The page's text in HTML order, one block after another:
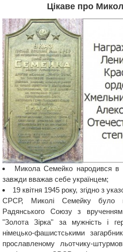
Цікаве про
Микола Семейко народився в
завжди вважав себе українцем;
19 квітня 1945 року, згідно з
СРСР, Миколі Семейку було
Радянського Союзу з
"Золота Зірка" за мужність і
німецько-фашистськими
прославленому льотчику-